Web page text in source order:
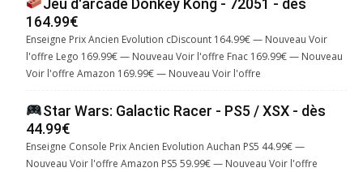
164.99€
Enseigne Prix Ancien Evolution cDiscount 164.99€ — Nouveau Voir
l'offre Lego 169.99€ — Nouveau Voir l'offre Fnac 169.99€ — Nouveau
Voir l'offre Amazon 169.99€ — Nouveau Voir l'offre
Star Wars: Galactic Racer - PS5 / XSX - dès
44.99€
Enseigne Console Prix Ancien Evolution Auchan PS5 44.99€ —
Nouveau Voir l'offre Amazon PS5 59.99€ — Nouveau Voir l'offre